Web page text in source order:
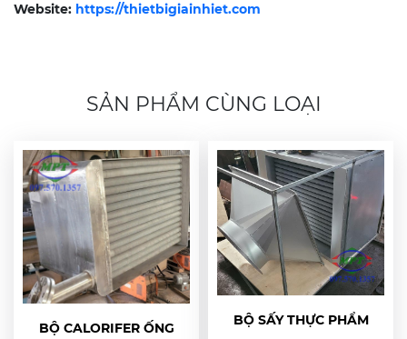
Website: https://thietbigiainhiet.com
SẢN PHẨM CÙNG LOẠI
BỘ CALORIFER ỐNG
BỘ SẤY THỰC PHẨM